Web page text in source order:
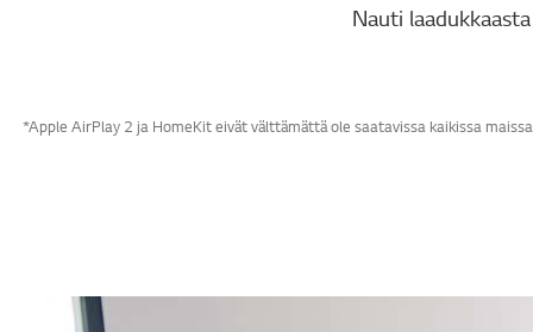
Nauti
*Apple AirPlay 2 ja HomeKit eivät välttämättä ole saatavissa kaikissa